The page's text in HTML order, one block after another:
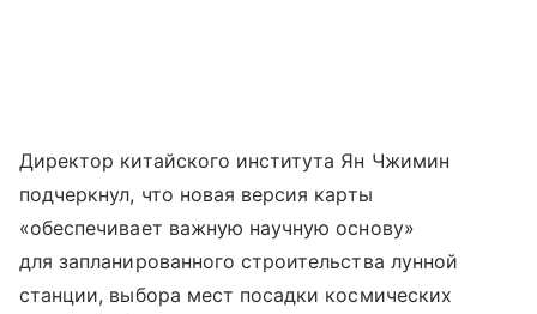
Директор китайского института Ян Чжимин
подчеркнул, что новая версия карты
«обеспечивает важную научную основу»
для запланированного строительства лунной
станции, выбора мест посадки космических